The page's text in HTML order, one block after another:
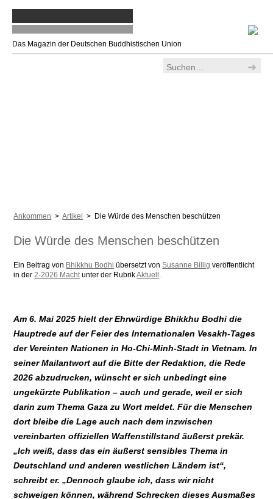
Das Magazin der Deutschen Buddhistischen Union
Ankommen >Artikel > Die Würde des Menschen beschützen
Die Würde des Menschen beschützen
Ein Beitrag von Bhikkhu Bodhi übersetzt vonSusanne Billig veröffentlicht
in der2-2026 Machtunter der RubrikAktuell .
Am 6. Mai 2025 hielt der Ehrwürdige Bhikkhu Bodhi die
Hauptrede auf der Feier des Internationalen Vesakh-Tages
der Vereinten Nationen in Ho-Chi-Minh-Stadt in Vietnam. In
seiner Mailantwort auf die Bitte der Redaktion, die Rede
2026 abzudrucken, wünscht er sich unbedingt eine
ungekürzte Publikation – auch und gerade, weil er sich
darin zum Thema Gaza zu Wort meldet. Für die Menschen
dort bleibe die Lage auch nach dem inzwischen
vereinbarten offiziellen Waffenstillstand äußerst prekär.
„Ich weiß, dass das ein äußerst sensibles Thema in
Deutschland und anderen westlichen Ländern ist“,
schreibt er. „Dennoch glaube ich, dass wir nicht
schweigen können, während Schrecken dieses Ausmaßes